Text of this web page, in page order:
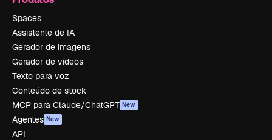
Spaces
Assistente de IA
Gerador de imagens
Gerador de vídeos
Texto para voz
Conteúdo de stock
MCP para Claude/ChatGPT New
Agentes New
API